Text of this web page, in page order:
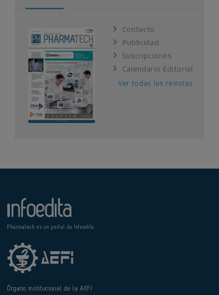
Contacto
Publicidad
Suscripciones
Calendario Editorial
Ver todas las revistas
Pharmatech es un portal de Infoedita
Órgano institucional de la AEFI